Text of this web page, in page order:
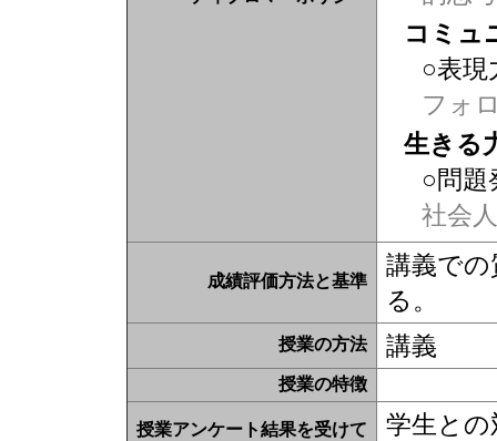
コミュ
○表現
フォ
生きる
○問題
社会
成績評価方法と基準
講義で
る。
授業の方法 講義
授業の特徴
授業アンケート結果を受けて
学生との